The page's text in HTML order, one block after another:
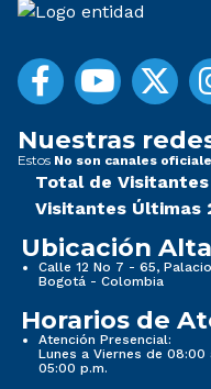
Nuestras
Estos No son canales
Total de Visitantes
Visitantes Últimas
Ubicación
Calle 12 No 7 - 65,
Bogotá - Colombia
Horarios de
Atención Presencial:
Lunes a Viernes de 08:00
05:00 p.m.